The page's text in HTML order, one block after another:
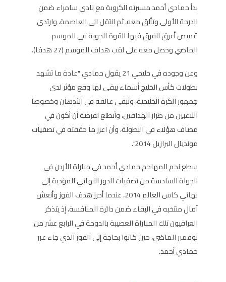
بدأ حمادي أحمد مسيرته الكروية مع نادي سامراء ضمن
الدرجة الأولى وتألق معه، ثم انتقل الى العاصمة، وارتدى
قميص أعرق الفرق فيها القوة الجوية في الموسم
الماضي وحصل معه على لقب هداف الموسم (27 هدفا).
وعن وجوده في خليحي 21 يقول حمادي "عادة ما تشهد
بطولات كأس الخليج أسماء يبقى لها وقع مؤثر لدى
جمهور الكرة الخليجية، وتبقى عالقة في الأذهان وخصوصا
اللاعبين من طراز الهدافين، وأتطلع لفرصة أن أكون في
مصاف هؤلاء في البطولة، وأن اعزز ما حققته في تصفيات
مونديال البرازيل 2014".
سطع نجم المهاجم حمادي أحمد في مباراة الأردن في
الجولة السادسة من تصفيات الدور النهائي المؤدية إلى
نهائي كاس العالم 2014، عندما أحرز هدف الفوز وأنعش
آمال منتخبه في البقاء ضمن دائرة المنافسة، إذ يتذكر
العراقيون تلك المباراة العصيبة بالدوحة في الرابع عشر من
نوفمبر الماضي، حين كانوا بحاجة إلى الفوز الذي جاء عبر
حمادي أحمد.